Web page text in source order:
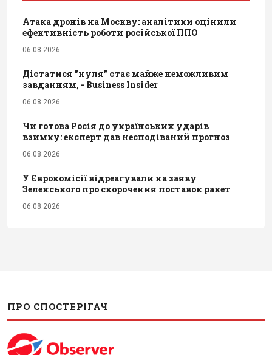
Атака дронів на Москву: аналітики оцінили
ефективність роботи російської ППО
06.08.2026
Дістатися "нуля" стає майже неможливим
завданням, - Business Insider
06.08.2026
Чи готова Росія до українських ударів
взимку: експерт дав несподіваний прогноз
06.08.2026
У Єврокомісії відреагували на заяву
Зеленського про скорочення поставок ракет
06.08.2026
ПРО СПОСТЕРІГАЧ